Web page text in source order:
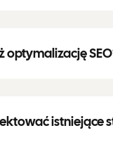
optymalizację
istniejące